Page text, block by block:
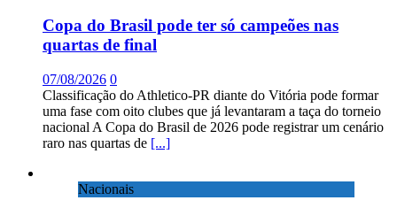
Copa do Brasil pode ter só campeões nas
quartas de final
07/08/2026 0
Classificação do Athletico-PR diante do Vitória pode formar
uma fase com oito clubes que já levantaram a taça do torneio
nacional A Copa do Brasil de 2026 pode registrar um cenário
raro nas quartas de [...]
Nacionais